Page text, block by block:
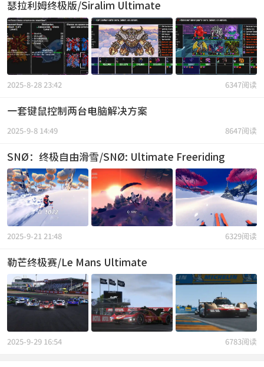
瑟拉利姆终极版/Siralim Ultimate
6347阅读
2025-8-28 23:42
一套键鼠控制两台电脑解决方案
8647阅读
2025-9-8 14:49
SNØ：终极自由滑雪/SNØ: Ultimate Freeriding
6329阅读
2025-9-21 21:48
勒芒终极赛/Le Mans Ultimate
6783阅读
2025-9-29 16:54